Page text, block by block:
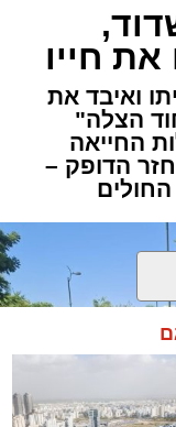
חייו
ואיבד את
הצלה"
החייאה
הדופק –